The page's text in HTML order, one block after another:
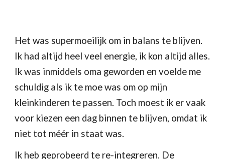
Het was supermoeilijk om in balans te blijven.
Ik had altijd heel veel energie, ik kon altijd alles.
Ik was inmiddels oma geworden en voelde me
schuldig als ik te moe was om op mijn
kleinkinderen te passen. Toch moest ik er vaak
voor kiezen een dag binnen te blijven, omdat ik
niet tot méér in staat was.
Ik heb geprobeerd te re-integreren. De